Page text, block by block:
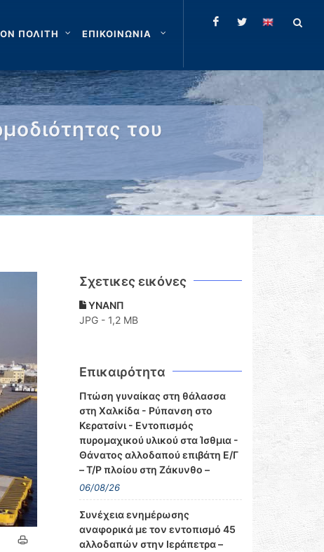
ΠΟΛΙΤΗ ΕΠΙΚΟΙΝΩΝΙΑ
του
Σχετικες εικόνες
ΥΝΑΝΠ
JPG - 1,2 MB
Επικαιρότητα
Πτώση γυναίκας στη θάλασσα
στη Χαλκίδα - Ρύπανση στο
Κερατσίνι - Εντοπισμός
πυρομαχικού υλικού στα Ίσθμια -
Θάνατος αλλοδαπού επιβάτη Ε/Γ
– Τ/Ρ πλοίου στη Ζάκυνθο –
06/08/26
Συνέχεια ενημέρωσης
αναφορικά με τον εντοπισμό 45
αλλοδαπών στην Ιεράπετρα –